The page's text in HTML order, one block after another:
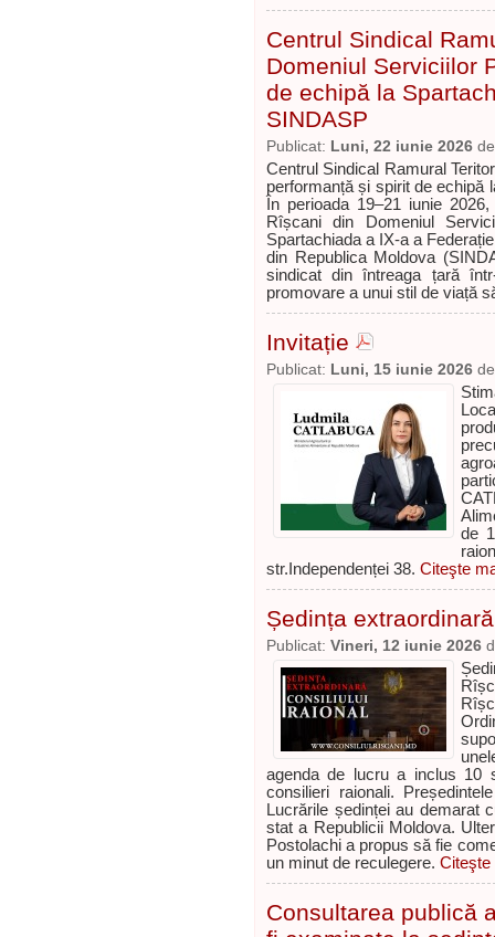
Centrul Sindical
Domeniul Serviciilor
de echipă la
SINDASP
Publicat: Luni, 22 iunie 2026
Centrul Sindical Ramural
performanță și spirit de echipă
În perioada 19–21 iunie
Rîșcani din Domeniul
Spartachiada a IX-a a
din Republica Moldova
sindicat din întreaga țară
promovare a unui stil de viață
Invitație
Publicat: Luni, 15 iunie 2026
de
str.Independenței 38. Citeşte
Ședința
Publicat: Vineri, 12 iunie 2026
agenda de lucru a inclus 10
consilieri raionali.
Lucrările ședinței au demarat
stat a Republicii Moldova.
Postolachi a propus să fie
un minut de reculegere. Citeşte
Consultarea publică